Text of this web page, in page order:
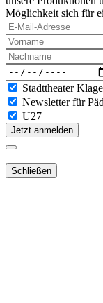
Möglichkeit sich für
Stadttheater
Newsletter für
U27
Jetzt anmelden
Schließen